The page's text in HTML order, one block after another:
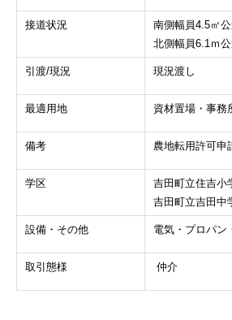
接道状況
南側幅員4.5㎡
北側幅員6.1ｍ
引渡/現況 現況渡し
最適用地 資材置場・事務
備考 農地転用許可申
学区
吉田町立住吉小
吉田町立吉田中
設備・その他 電気・プロパン
取引態様 仲介